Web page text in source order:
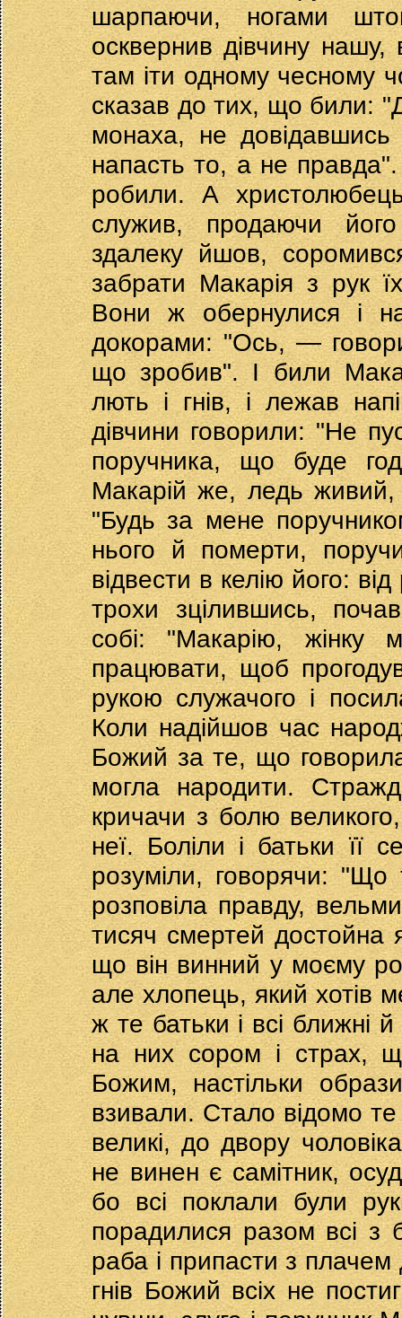
шарпаючи, ногами
осквернив дівчину нашу,
там іти одному чесному
сказав до тих, що били:
монаха, не
напасть то, а не
робили. А
служив, продаючи
здалеку йшов,
забрати Макарія з рук
Вони ж обернулися і
докорами: "Ось, —
що зробив". І били
лють і гнів, і лежав
дівчини говорили: "Не
поручника, що буде
Макарій же, ледь
"Будь за мене
нього й померти,
відвести в келію його:
трохи зцілившись,
собі: "Макарію,
працювати, щоб
рукою служачого і
Коли надійшов час
Божий за те, що
могла народити.
кричачи з болю
неї. Боліли і батьки її
розуміли, говорячи:
розповіла правду,
тисяч смертей достойна
що він винний у моєму
але хлопець, який хотів
ж те батьки і всі ближні
на них сором і страх,
Божим, настільки
взивали. Стало відомо те
великі, до двору
не винен є самітник,
бо всі поклали були
порадилися разом всі з
раба і припасти з
гнів Божий всіх не